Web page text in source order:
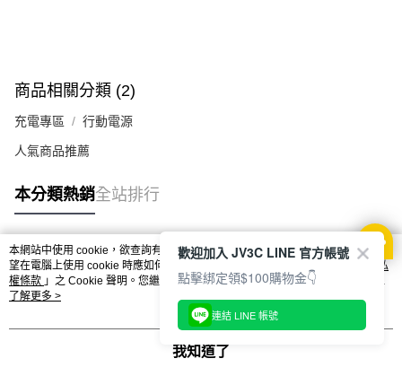
商品相關分類 (2)
充電專區 行動電源
人氣商品推薦
本分類熱銷全站排行
熱門標籤
本網站中使用 cookie，欲查詢有關本網站使用 cookie 方式之詳情，及若您不希
望在電腦上使用 cookie 時應如何變更電腦的 cookie 設定，請參閱本網站「
隱私
權條款 」之 Cookie 聲明。您繼續使用本網站即表示您同意本公司得按本網站使
用條款之 Cookie 聲明使用 cookie。
了解更多 >
我知道了
歡迎加入 JV3C LINE 官方帳號
點擊綁定領$100購物金👇
連結 LINE 帳號